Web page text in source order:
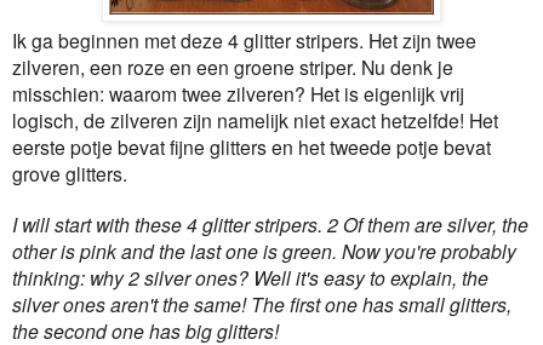
Ik ga beginnen met deze 4 glitter stripers. Het zijn twee
zilveren, een roze en een groene striper. Nu denk je
misschien: waarom twee zilveren? Het is eigenlijk vrij
logisch, de zilveren zijn namelijk niet exact hetzelfde! Het
eerste potje bevat fijne glitters en het tweede potje bevat
grove glitters.
I will start with these 4 glitter stripers. 2 Of them are silver, the
other is pink and the last one is green. Now you're probably
thinking: why 2 silver ones? Well it's easy to explain, the
silver ones aren't the same! The first one has small glitters,
the second one has big glitters!